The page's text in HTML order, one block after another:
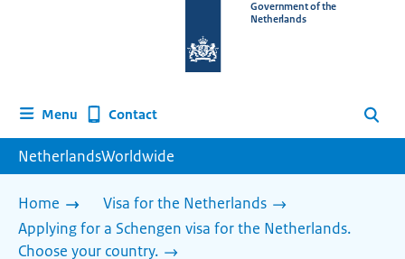
homepage
Government of the
Netherlands
Menu Contact Search
NetherlandsWorldwide
Home
Visa for the Netherlands
Applying for a Schengen visa for the Netherlands.
Choose your country.